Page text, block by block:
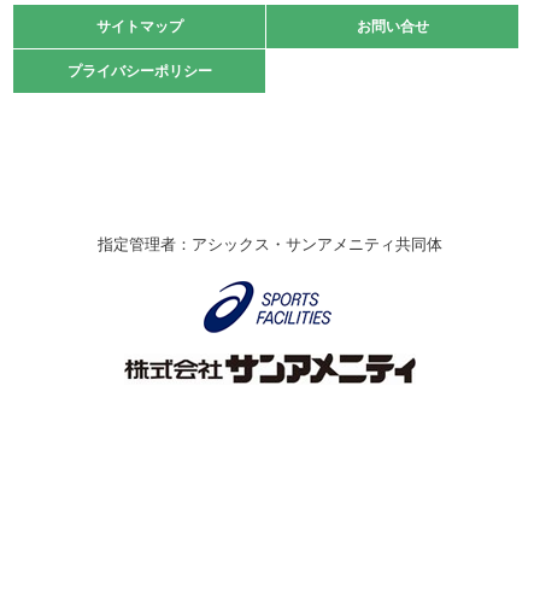
緑ケ丘体育館
2021.10.23
卓球選手権大会ラージボールの部開催☆
伊丹市総合体育大会 バレーボール大会が開催されました
なわとびイベントを開催しました！
サイトマップ お問い合せ
プライバシーポリシー
サイトマップ お問い合せ
プライバシーポリシー
指定管理者：アシックス・サンアメニティ共同体